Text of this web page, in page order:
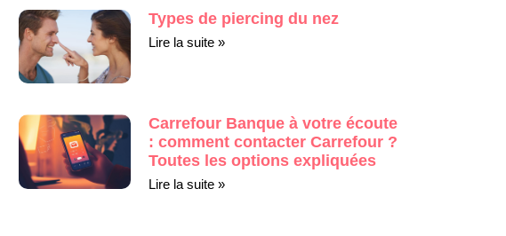
Types de piercing du nez
Lire la suite »
Carrefour Banque à votre écoute
: comment contacter Carrefour ?
Toutes les options expliquées
Lire la suite »